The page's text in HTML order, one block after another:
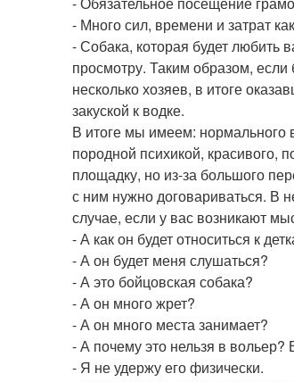
- Много сил, времени и затрат
- Собака, которая будет любить
просмотру. Таким образом,
несколько хозяев, в итоге
закуской к водке.
В итоге мы имеем: нормального
породной психикой, красивого,
площадку, но из-за большого
с ним нужно договариваться. В
случае, если у вас возникают
- А как он будет относиться к
- А он будет меня слушаться?
- А это бойцовская собака?
- А он много жрет?
- А он много места занимает?
- А почему это нельзя в вольер?
- Я не удержу его физически.